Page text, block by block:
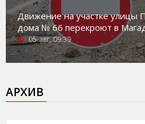
Движение на участке улицы
дома № 66 перекроют в
05-авг, 09:39
АРХИВ